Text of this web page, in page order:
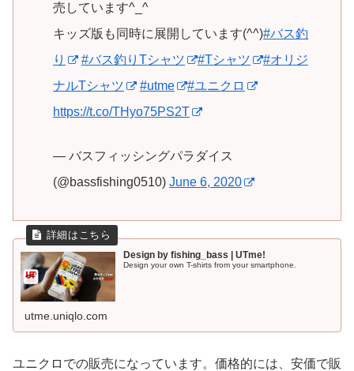
売しています^_^
キッズ版も同時に展開しています(^^)#バス釣
り
#バス釣りTシャツ #Tシャツ
#オリジ
ナルTシャツ
#utme
#ユニクロ
https://t.co/THyo75PS2T
— バスフィッシングパラダイス
(@bassfishing0510) June 6, 2020
Design by fishing_bass | UTme!
Design your own T-shirts from your smartphone.
utme.uniqlo.com
ユニクロでの販売になっています。価格的には、安価で販